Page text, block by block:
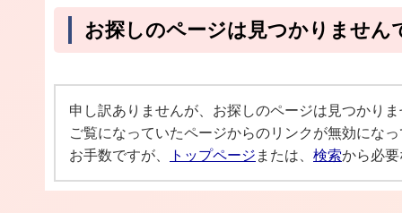
お探しのページは見つかりません
申し訳ありませんが、お探しのページは見つかり
ご覧になっていたページからのリンクが無効にな
お手数ですが、
トップページ または、 検索から必